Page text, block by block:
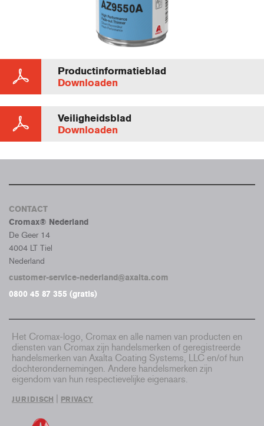
Productinformatieblad
Downloaden
Veiligheidsblad
Downloaden
CONTACT
Cromax® Nederland
De Geer 14
4004 LT Tiel
Nederland
customer-service-nederland@axalta.com
0800 45 87 355 (gratis)
Het Cromax-logo, Cromax en alle namen van producten en
diensten van Cromax zijn handelsmerken of geregistreerde
handelsmerken van Axalta Coating Systems, LLC en/of hun
dochterondernemingen. Andere handelsmerken zijn
eigendom van hun respectievelijke eigenaars.
JURIDISCH PRIVACY